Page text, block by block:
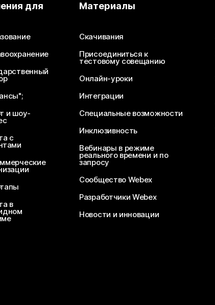
для
и шоу-
с
в
Материалы
Скачивания
Присоединиться к
тестовому совещанию
Онлайн-уроки
Интеграции
Специальные возможности
Инклюзивность
Вебинары в режиме
реального времени и по
запросу
Сообщество Webex
Разработчики Webex
Новости и инновации